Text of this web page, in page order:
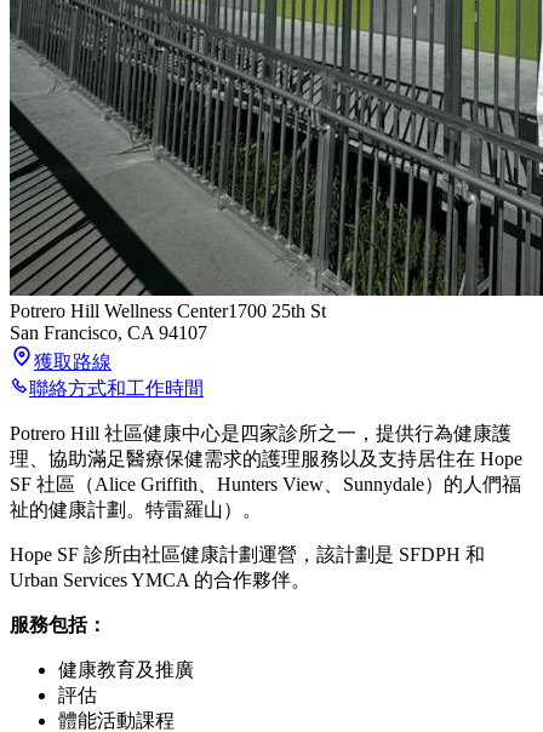
Potrero Hill Wellness Center1700 25th St
San Francisco, CA 94107
獲取路線
聯絡方式和工作時間
Potrero Hill 社區健康中心是四家診所之一，提供行為健康護
理、協助滿足醫療保健需求的護理服務以及支持居住在 Hope
SF 社區（Alice Griffith、Hunters View、Sunnydale）的人們福
祉的健康計劃。特雷羅山）。
Hope SF 診所由社區健康計劃運營，該計劃是 SFDPH 和
Urban Services YMCA 的合作夥伴。
服務包括：
健康教育及推廣
評估
體能活動課程